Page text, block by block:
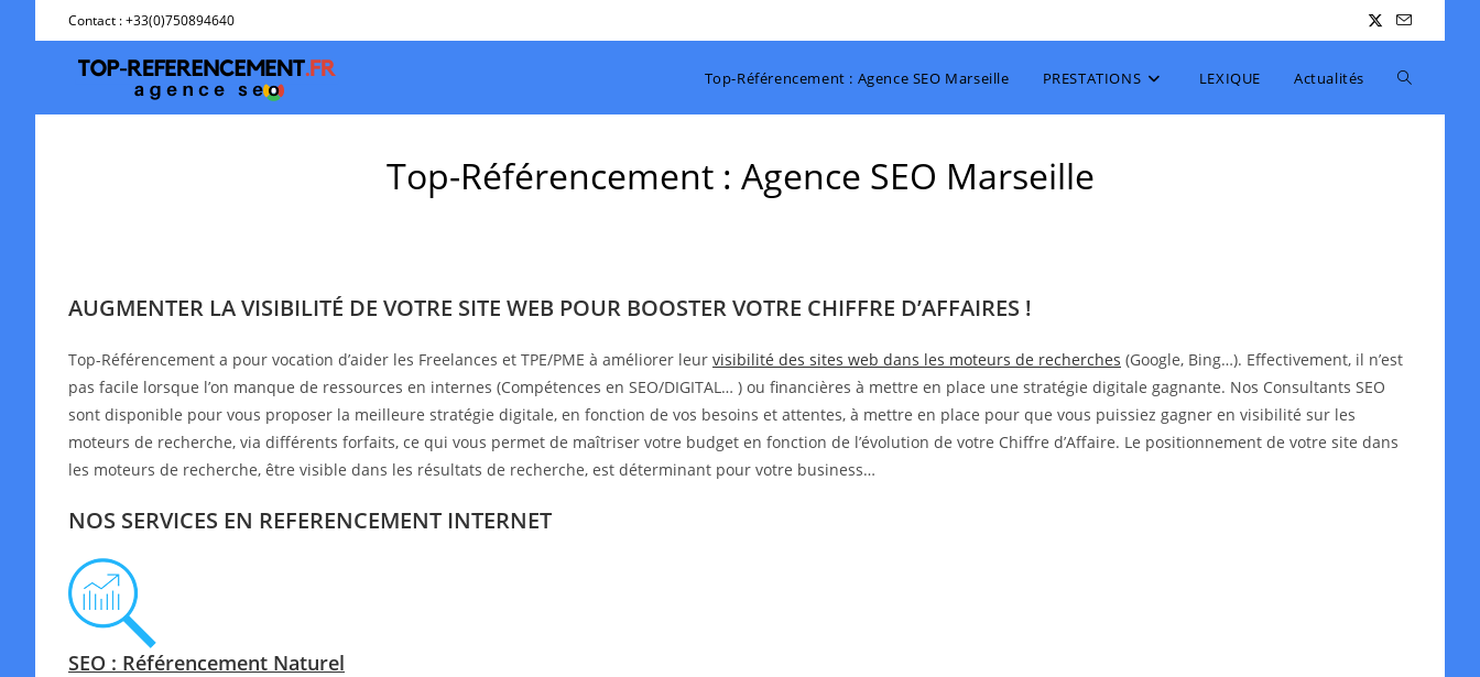
Contact : +33(0)750894640
Top-Référencement : Agence SEO Marseille PRESTATIONS LEXIQUE Actualités Toggle
Top-Référencement : Agence SEO Marseille
AUGMENTER LA VISIBILITÉ DE VOTRE SITE WEB POUR BOOSTER VOTRE CHIFFRE D’AFFAIRES !
Top-Référencement a pour vocation d’aider les Freelances et TPE/PME à améliorer leur visibilité des sites web dans les moteurs de recherches (Google, Bing…). Effectivement, il n’est
pas facile lorsque l’on manque de ressources en internes (Compétences en SEO/DIGITAL… ) ou financières à mettre en place une stratégie digitale gagnante. Nos Consultants SEO
sont disponible pour vous proposer la meilleure stratégie digitale, en fonction de vos besoins et attentes, à mettre en place pour que vous puissiez gagner en visibilité sur les
moteurs de recherche, via différents forfaits, ce qui vous permet de maîtriser votre budget en fonction de l’évolution de votre Chiffre d’Affaire. Le positionnement de votre site dans
les moteurs de recherche, être visible dans les résultats de recherche, est déterminant pour votre business…
NOS SERVICES EN REFERENCEMENT INTERNET
SEO : Référencement Naturel